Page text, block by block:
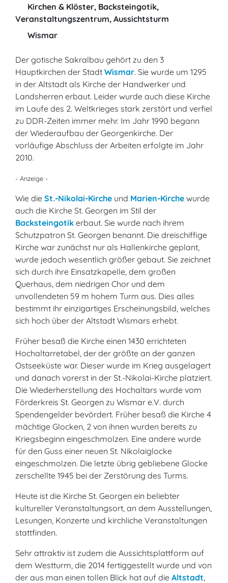
Kirchen & Klöster, Backsteingotik,
Veranstaltungszentrum, Aussichtsturm
Wismar
Der gotische Sakralbau gehört zu den 3
Hauptkirchen der Stadt Wismar. Sie wurde um 1295
in der Altstadt als Kirche der Handwerker und
Landsherren erbaut. Leider wurde auch diese Kirche
im Laufe des 2. Weltkrieges stark zerstört und verfiel
zu DDR-Zeiten immer mehr. Im Jahr 1990 begann
der Wiederaufbau der Georgenkirche. Der
vorläufige Abschluss der Arbeiten erfolgte im Jahr
2010.
- Anzeige -
Wie die St.-Nikolai-Kirche und Marien-Kirche wurde
auch die Kirche St. Georgen im Stil der
Backsteingotik erbaut. Sie wurde nach ihrem
Schutzpatron St. Georgen benannt. Die dreischiffige
Kirche war zunächst nur als Hallenkirche geplant,
wurde jedoch wesentlich größer gebaut. Sie zeichnet
sich durch ihre Einsatzkapelle, dem großen
Querhaus, dem niedrigen Chor und dem
unvollendeten 59 m hohem Turm aus. Dies alles
bestimmt ihr einzigartiges Erscheinungsbild, welches
sich hoch über der Altstadt Wismars erhebt.
Früher besaß die Kirche einen 1430 errichteten
Hochaltarretabel, der der größte an der ganzen
Ostseeküste war. Dieser wurde im Krieg ausgelagert
und danach vorerst in der St.-Nikolai-Kirche platziert.
Die Wiederherstellung des Hochaltars wurde vom
Förderkreis St. Georgen zu Wismar e.V. durch
Spendengelder bevördert. Früher besaß die Kirche 4
mächtige Glocken, 2 von ihnen wurden bereits zu
Kriegsbeginn eingeschmolzen. Eine andere wurde
für den Guss einer neuen St. Nikolaiglocke
eingeschmolzen. Die letzte übrig gebliebene Glocke
zerschellte 1945 bei der Zerstörung des Turms.
Heute ist die Kirche St. Georgen ein beliebter
kultureller Veranstaltungsort, an dem Ausstellungen,
Lesungen, Konzerte und kirchliche Veranstaltungen
stattfinden.
Sehr attraktiv ist zudem die Aussichtsplattform auf
dem Westturm, die 2014 fertiggestellt wurde und von
der aus man einen tollen Blick hat auf die Altstadt,